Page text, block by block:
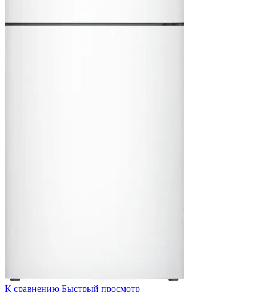
К сравнению Быстрый просмотр